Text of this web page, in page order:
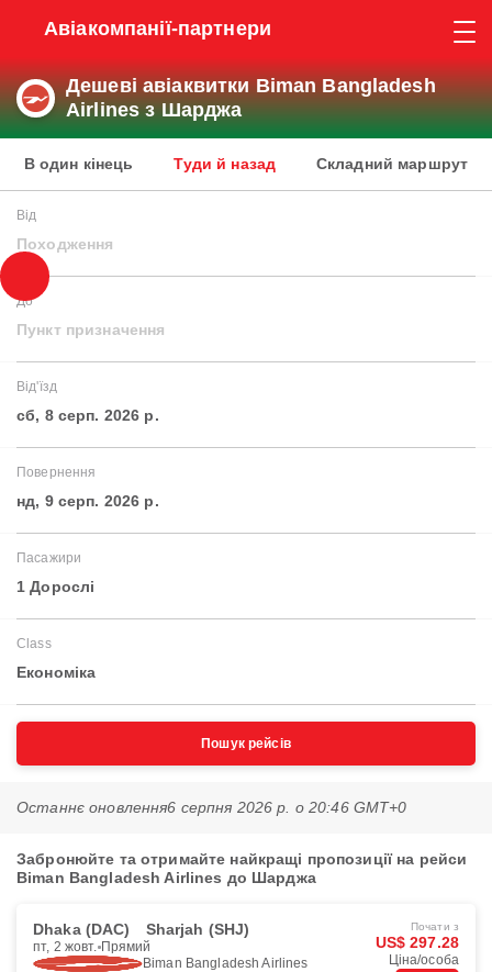
Авіакомпанії-партнери
Дешеві авіаквитки Biman Bangladesh
Airlines з Шарджа
В один кінець Туди й назад Складний маршрут
Від
Походження
До
Пункт призначення
Від'їзд
сб, 8 серп. 2026 р.
Повернення
нд, 9 серп. 2026 р.
Пасажири
1 Дорослі
Class
Економіка
Пошук рейсів
Останнє оновлення6 серпня 2026 р. о 20:46 GMT+0
Забронюйте та отримайте найкращі пропозиції на рейси
Biman Bangladesh Airlines до Шарджа
Dhaka (DAC) Sharjah (SHJ)
пт, 2 жовт. Прямий
Biman Bangladesh Airlines
Почати з
US$ 297.28
Ціна/особа